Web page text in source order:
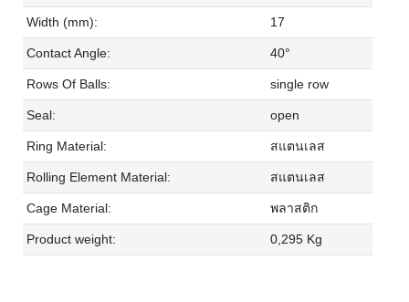
Width (mm): 17
Contact Angle: 40°
Rows Of Balls: single row
Seal: open
Ring Material: สแตนเลส
Rolling Element Material: สแตนเลส
Cage Material: พลาสติก
Product weight: 0,295 Kg